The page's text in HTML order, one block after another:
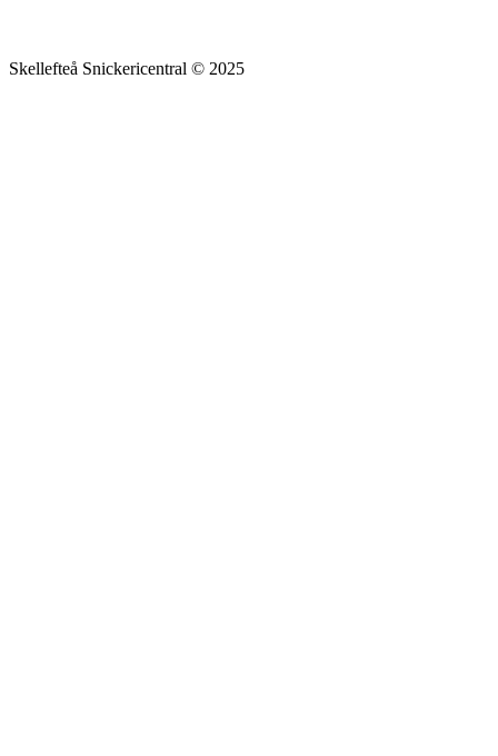
Skellefteå Snickericentral © 2025